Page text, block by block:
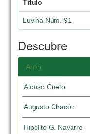
Título
Luvina Núm. 91
Descubre
Autor
Alonso Cueto
Augusto Chacón
Hipólito G. Navarro